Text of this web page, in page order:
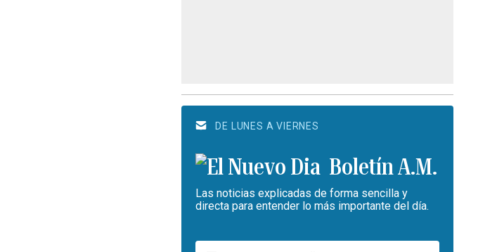
DE LUNES A VIERNES
Boletín A.M.
Las noticias explicadas de forma sencilla y
directa para entender lo más importante del día.